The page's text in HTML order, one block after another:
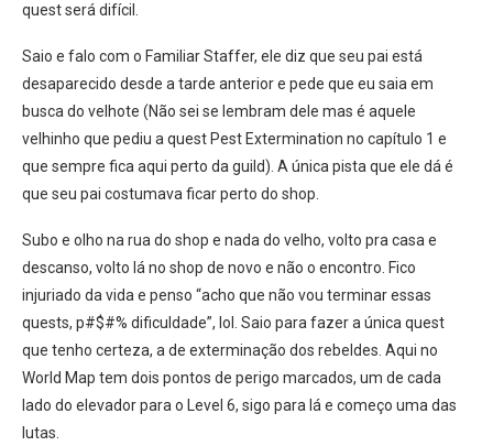
quest será difícil.
Saio e falo com o Familiar Staffer, ele diz que seu pai está
desaparecido desde a tarde anterior e pede que eu saia em
busca do velhote (Não sei se lembram dele mas é aquele
velhinho que pediu a quest Pest Extermination no capítulo 1 e
que sempre fica aqui perto da guild). A única pista que ele dá é
que seu pai costumava ficar perto do shop.
Subo e olho na rua do shop e nada do velho, volto pra casa e
descanso, volto lá no shop de novo e não o encontro. Fico
injuriado da vida e penso “acho que não vou terminar essas
quests, p#$#% dificuldade”, lol. Saio para fazer a única quest
que tenho certeza, a de exterminação dos rebeldes. Aqui no
World Map tem dois pontos de perigo marcados, um de cada
lado do elevador para o Level 6, sigo para lá e começo uma das
lutas.